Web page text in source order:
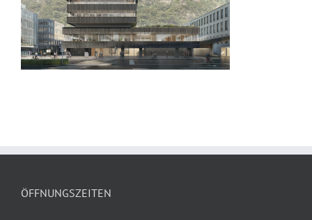
ÖFFNUNGSZEITEN